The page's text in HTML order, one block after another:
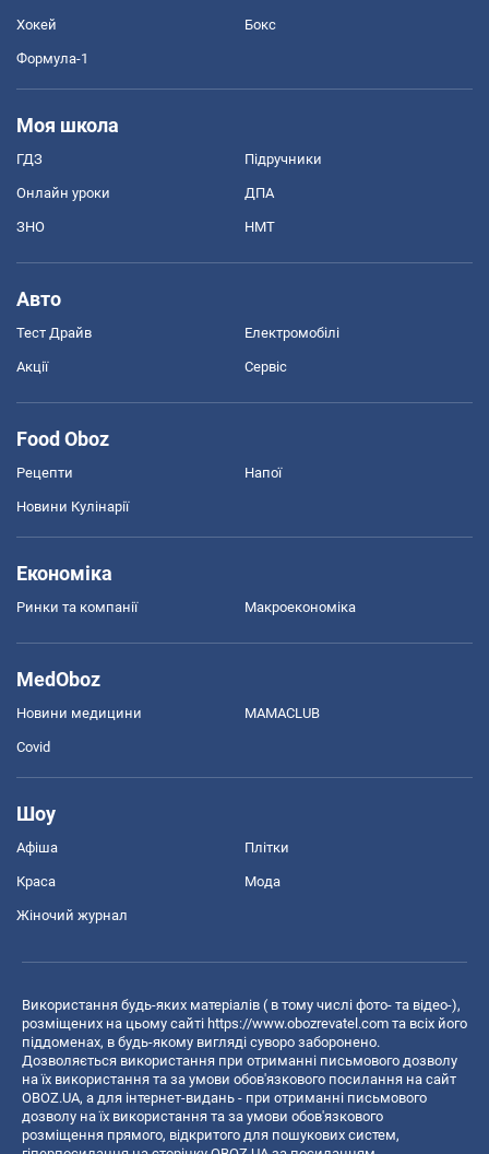
Хокей Бокс
Формула-1
Моя школа
ГДЗ Підручники
Онлайн уроки ДПА
ЗНО НМТ
Авто
Тест Драйв Електромобілі
Акції Сервіс
Food Oboz
Рецепти Напої
Новини Кулінарії
Економіка
Ринки та компанії Макроекономіка
MedOboz
Новини медицини MAMACLUB
Covid
Шоу
Афіша Плітки
Краса Мода
Жіночий журнал
Використання будь-яких матеріалів ( в тому числі фото- та відео-),
розміщених на цьому сайті https://www.obozrevatel.com та всіх його
піддоменах, в будь-якому вигляді суворо заборонено.
Дозволяється використання при отриманні письмового дозволу
на їх використання та за умови обов'язкового посилання на сайт
OBOZ.UA, а для інтернет-видань - при отриманні письмового
дозволу на їх використання та за умови обов'язкового
розміщення прямого, відкритого для пошукових систем,